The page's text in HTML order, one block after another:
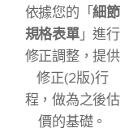
依據您的「細節
規格表單」進行
修正調整，提供
修正(2版)行
程，做為之後估
價的基礎。